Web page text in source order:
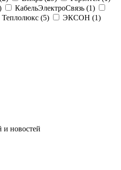
КабельЭлектроСвязь (1)
Теплолюкс (5) ЭКСОН (1)
и новостей